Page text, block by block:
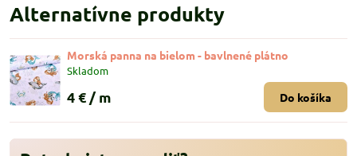
Alternatívne produkty
Morská panna na bielom - bavlnené plátno
Skladom
4 € / m Do košíka